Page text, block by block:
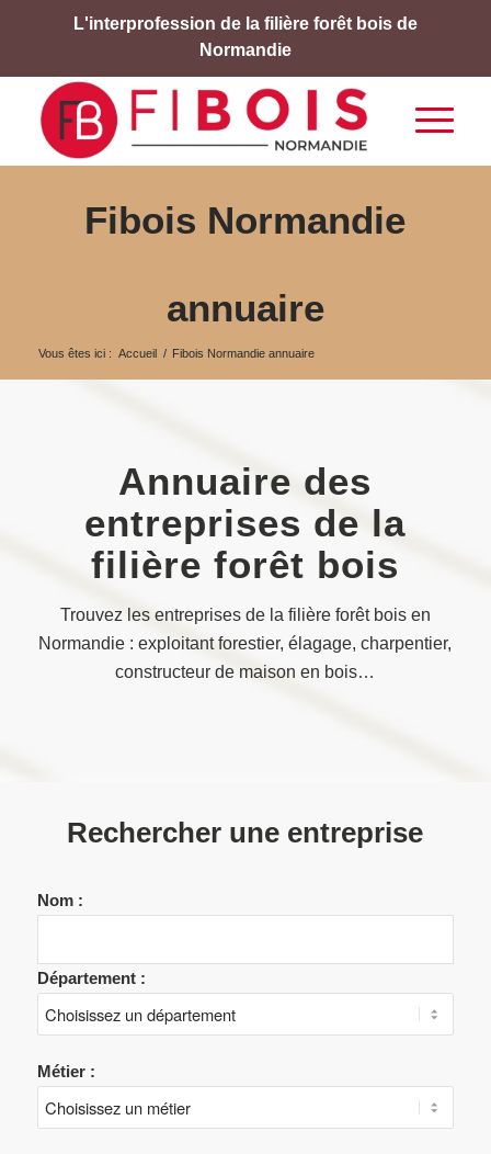
L'interprofession de la filière forêt bois de
Normandie
Fibois Normandie
annuaire
Vous êtes ici : Accueil / Fibois Normandie annuaire
Annuaire des
entreprises de la
filière forêt bois
Trouvez les entreprises de la filière forêt bois en
Normandie : exploitant forestier, élagage, charpentier,
constructeur de maison en bois…
Rechercher une entreprise
Nom :
Département :
Métier :